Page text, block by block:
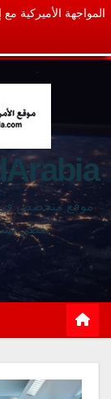
المواجهة الأميركية
موقع متخصص في
يغطي